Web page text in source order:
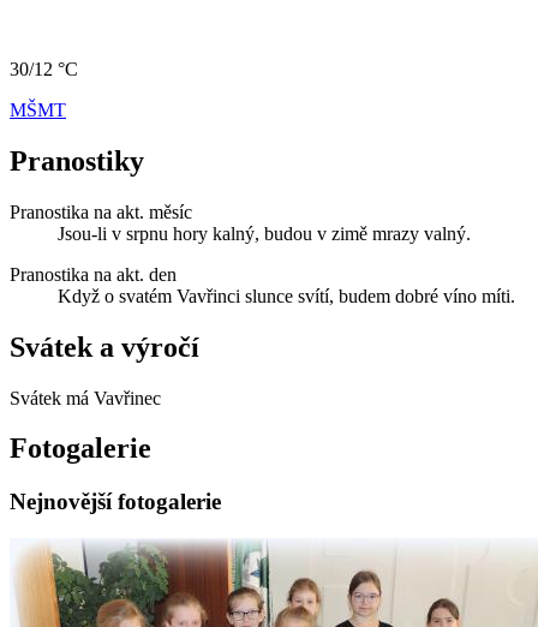
30/12 °C
MŠMT
Pranostiky
Pranostika na akt. měsíc
Jsou-li v srpnu hory kalný, budou v zimě mrazy valný.
Pranostika na akt. den
Když o svatém Vavřinci slunce svítí, budem dobré víno míti.
Svátek a výročí
Svátek má Vavřinec
Fotogalerie
Nejnovější fotogalerie